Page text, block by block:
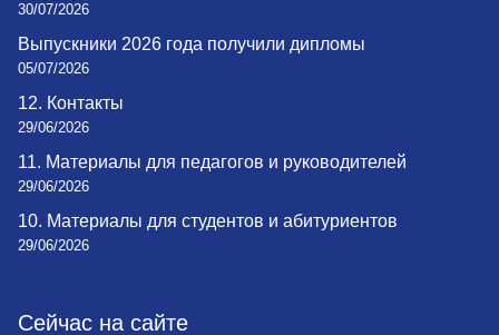
30/07/2026
Выпускники 2026 года получили дипломы
05/07/2026
12. Контакты
29/06/2026
11. Материалы для педагогов и руководителей
29/06/2026
10. Материалы для студентов и абитуриентов
29/06/2026
Сейчас на сайте